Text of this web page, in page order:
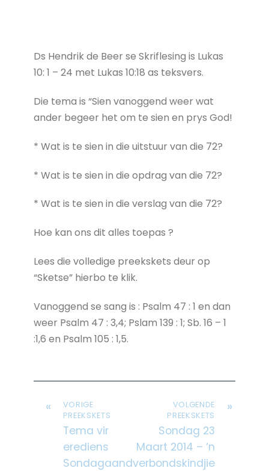
Ds Hendrik de Beer se Skriflesing is Lukas
10: 1 – 24 met Lukas 10:18 as teksvers.
Die tema is “Sien vanoggend weer wat
ander begeer het om te sien en prys God!
* Wat is te sien in die uitstuur van die 72?
* Wat is te sien in die opdrag van die 72?
* Wat is te sien in die verslag van die 72?
Hoe kan ons dit alles toepas ?
Lees die volledige preekskets deur op
“Sketse” hierbo te klik.
Vanoggend se sang is : Psalm 47 : 1 en dan
weer Psalm 47 : 3,4; Pslam 139 : 1; Sb. 16 – 1
:1,6 en Psalm 105 : 1,5.
«
VORIGE
PREEKSKETS
Tema vir
erediens
Sondagaand
»
VOLGENDE
PREEKSKETS
Sondag 23
Maart 2014 – ‘n
verbondskindjie